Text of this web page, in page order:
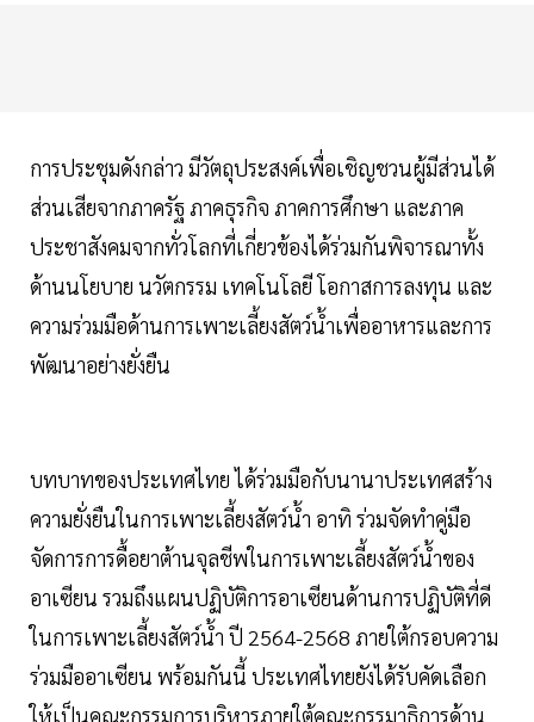
การประชุมดังกล่าว มีวัตถุประสงค์เพื่อเชิญชวนผู้มีส่วนได้
ส่วนเสียจากภาครัฐ ภาคธุรกิจ ภาคการศึกษา และภาค
ประชาสังคมจากทั่วโลกที่เกี่ยวข้องได้ร่วมกันพิจารณาทั้ง
ด้านนโยบาย นวัตกรรม เทคโนโลยี โอกาสการลงทุน และ
ความร่วมมือด้านการเพาะเลี้ยงสัตว์น้ำเพื่ออาหารและการ
พัฒนาอย่างยั่งยืน
บทบาทของประเทศไทย ได้ร่วมมือกับนานาประเทศสร้าง
ความยั่งยืนในการเพาะเลี้ยงสัตว์น้ำ อาทิ ร่วมจัดทำคู่มือ
จัดการการดื้อยาต้านจุลชีพในการเพาะเลี้ยงสัตว์น้ำของ
อาเซียน รวมถึงแผนปฏิบัติการอาเซียนด้านการปฏิบัติที่ดี
ในการเพาะเลี้ยงสัตว์น้ำ ปี 2564-2568 ภายใต้กรอบความ
ร่วมมืออาเซียน พร้อมกันนี้ ประเทศไทยยังได้รับคัดเลือก
ให้เป็นคณะกรรมการบริหารภายใต้คณะกรรมาธิการด้าน